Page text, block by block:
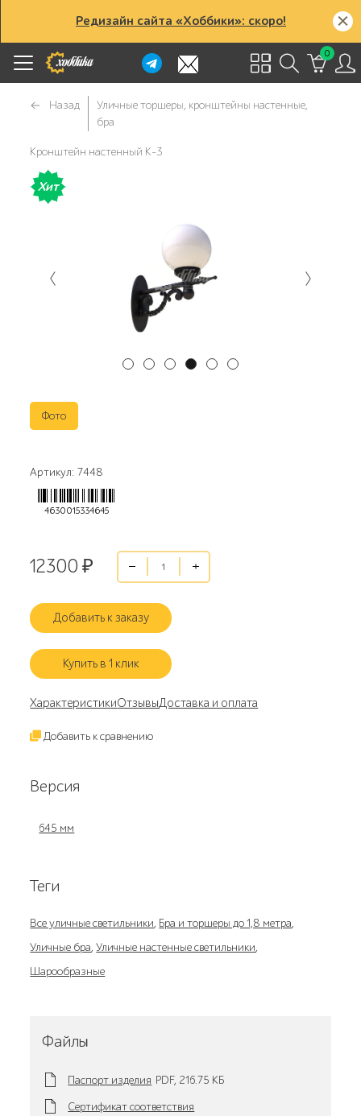
Редизайн сайта «Хоббики»: скоро!
0
Назад
Уличные торшеры, кронштейны настенные,
бра
Кронштейн настенный К-3
Хит
Фото
Артикул: 7448
4630015334645
12300 ₽
Добавить к заказу
Купить в 1 клик
ХарактеристикиОтзывыДоставка и оплата
Добавить к сравнению
Версия
645 мм
Теги
Все уличные светильники, Бра и торшеры до 1,8 метра,
Уличные бра,Уличные настенные светильники,
Шарообразные
Файлы
Паспорт изделия PDF, 216.75 KБ
Сертификат соответствия